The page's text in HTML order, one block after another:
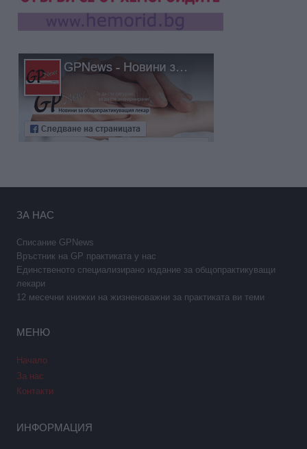
ЗА НАС
Списание GPNews
Връстник на GP практиката у нас
Единственото специализирано издание за общопрактикуващи
лекари
12 месечни книжки на жизненоважни за практиката ви теми
МЕНЮ
Начало
За нас
Контакти
ИНФОРМАЦИЯ